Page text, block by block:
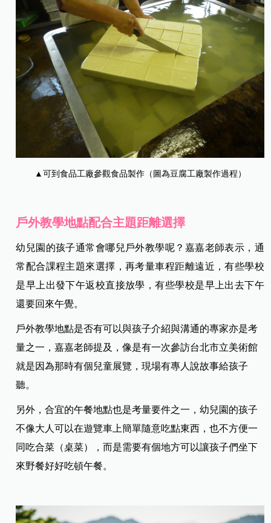
▲可到食品工廠參觀食品製作（圖為豆腐工廠製作過程）
戶外教學地點配合主題距離選擇
幼兒園的孩子通常會哪兒戶外教學呢？嘉嘉老師表示，通
常配合課程主題來選擇，再考量車程距離遠近，有些學校
是早上出發下午返校直接放學，有些學校是早上出去下午
還要回來午覺。
戶外教學地點是否有可以與孩子介紹與溝通的專家亦是考
量之一，嘉嘉老師提及，像是有一次參訪台北市立美術館
就是因為那時有個兒童展覽，現場有專人說故事給孩子
聽。
另外，合宜的午餐地點也是考量要件之一，幼兒園的孩子
不像大人可以在遊覽車上簡單隨意吃點東西，也不方便一
同吃合菜（桌菜），而是需要有個地方可以讓孩子們坐下
來野餐好好吃頓午餐。